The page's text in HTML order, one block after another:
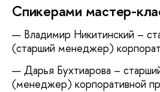
Спикерами мастер-
Владимир Никитинский –
(старший менеджер)
Дарья Бухтиарова –
(менеджер) корпоративной